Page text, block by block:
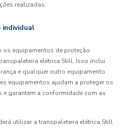
realizadas.
individual
os equipamentos de proteção
elétrica Still. Isso inclui
e qualquer outro equipamento
equipamentos ajudam a proteger os
garantem a conformidade com as
utilizar a transpaleteira elétrica Still